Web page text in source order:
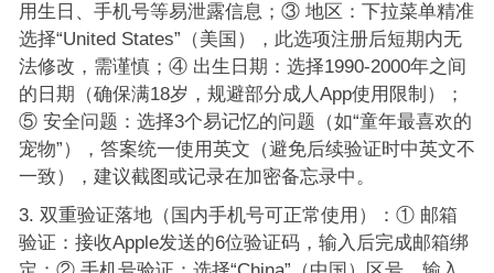
用生日、手机号等易泄露信息；③ 地区：下拉菜单精准
选择“United States”（美国），此选项注册后短期内无
法修改，需谨慎；④ 出生日期：选择1990-2000年之间
的日期（确保满18岁，规避部分成人App使用限制）；
⑤ 安全问题：选择3个易记忆的问题（如“童年最喜欢的
宠物”），答案统一使用英文（避免后续验证时中英文不
一致），建议截图或记录在加密备忘录中。
双重验证落地（国内手机号可正常使用）：① 邮箱
验证：接收Apple发送的6位验证码，输入后完成邮箱绑